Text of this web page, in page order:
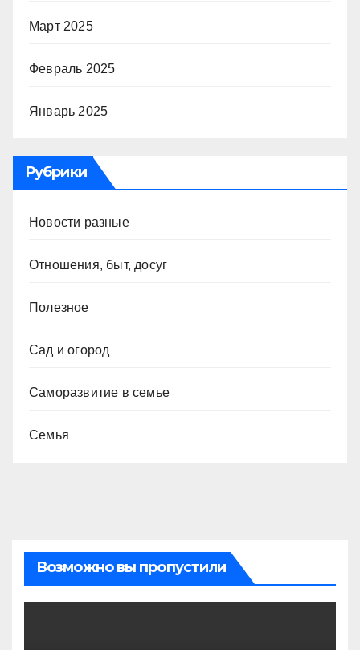
Март 2025
Февраль 2025
Январь 2025
Рубрики
Новости разные
Отношения, быт, досуг
Полезное
Сад и огород
Саморазвитие в семье
Семья
Возможно вы пропустили